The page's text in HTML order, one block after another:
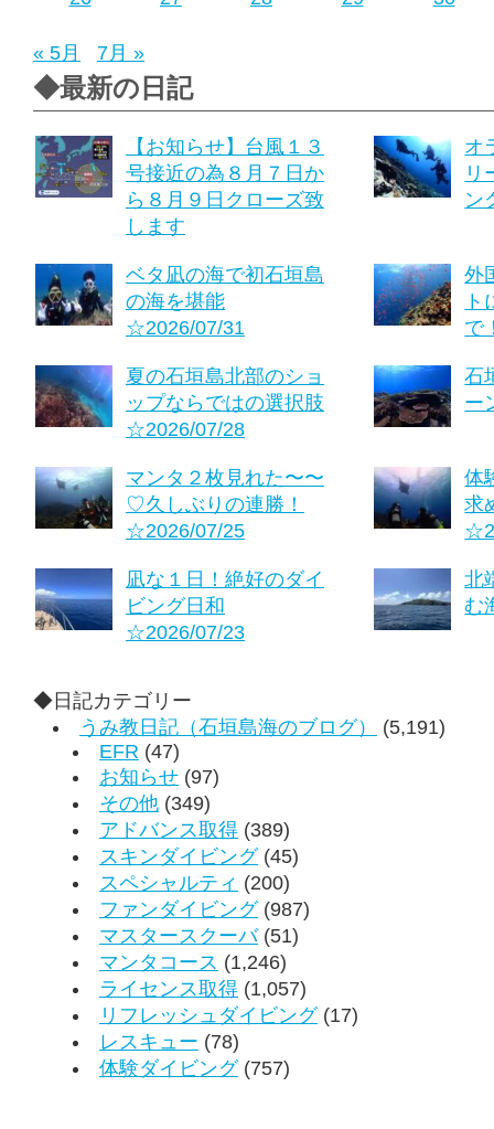
« 5月 7月 »
◆最新の日記
【お知らせ】台風１３
号接近の為８月７日か
ら８月９日クローズ致
します
オ
リ
ン
ベタ凪の海で初石垣島
の海を堪能
☆2026/07/31
外
ト
で
夏の石垣島北部のショ
ップならではの選択肢
☆2026/07/28
石
ー
マンタ２枚見れた〜〜
♡久しぶりの連勝！
☆2026/07/25
体
求
凪な１日！絶好のダイ
ビング日和
☆2026/07/23
北
む
◆日記カテゴリー
うみ教日記（石垣島海のブログ）
(5,191)
EFR (47)
お知らせ (97)
その他 (349)
アドバンス取得 (389)
スキンダイビング(45)
スペシャルティ (200)
ファンダイビング(987)
マスタースクーバ(51)
マンタコース (1,246)
ライセンス取得 (1,057)
リフレッシュダイビング(17)
レスキュー (78)
体験ダイビング(757)